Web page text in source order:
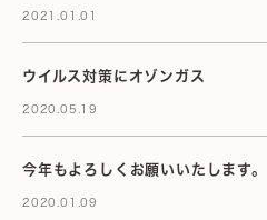
2021.01.01
ウイルス対策にオゾンガス
2020.05.19
今年もよろしくお願いいたします。
2020.01.09